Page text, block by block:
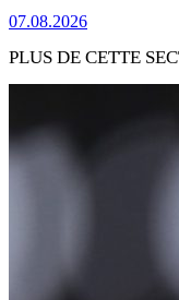
07.08.2026
PLUS DE CETTE